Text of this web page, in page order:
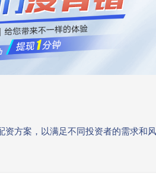
方案，以满足不同投资者的需求和